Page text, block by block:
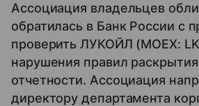
Ассоциация владельцев
обратилась в Банк России с
проверить ЛУКОЙЛ (MOEX:
нарушения правил
отчетности. Ассоциация
директору департамента